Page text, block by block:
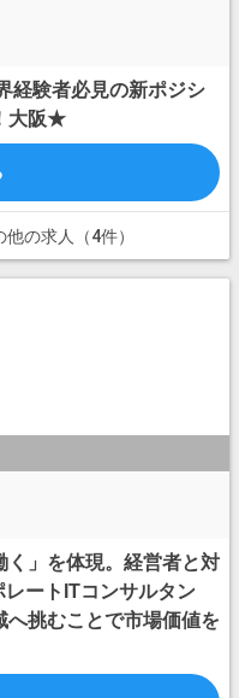
経験者必見の新ポジシ
大阪★
の求人（4件）
く」を体現。経営者と対
ートITコンサルタン
へ挑むことで市場価値を